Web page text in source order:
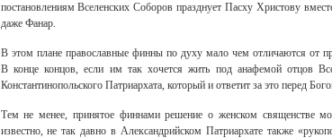
постановлениям Вселенских Соборов празднует Пасху Христову
даже Фанар.
В этом плане православные финны по духу мало чем отличаются от
В конце концов, если им так хочется жить под анафемой отцов
Константинопольского Патриархата, который и ответит за это перед
Тем не менее, принятое финнами решение о женском священстве
известно, не так давно в Александрийском Патриархате также